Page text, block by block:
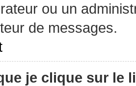
ou un
de messages.
je clique sur le